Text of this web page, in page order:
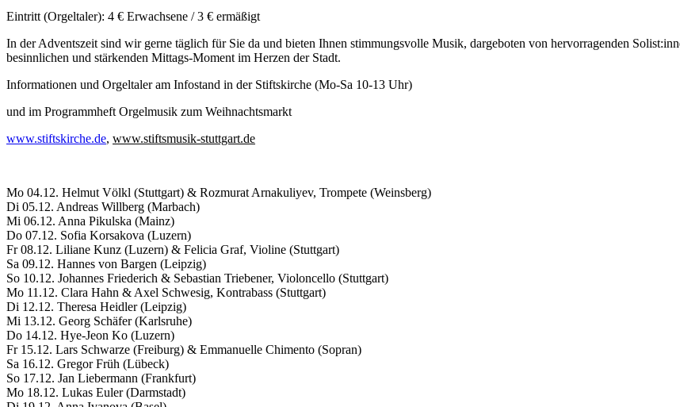
Eintritt (Orgeltaler): 4 € Erwachsene / 3 € ermäßigt
In der Adventszeit sind wir gerne täglich für Sie da und bieten Ihnen stimmungsvolle Musik, dargeboten von hervorragenden
besinnlichen und stärkenden Mittags-Moment im Herzen der Stadt.
Informationen und Orgeltaler am Infostand in der Stiftskirche (Mo-Sa 10-13 Uhr)
und im Programmheft Orgelmusik zum Weihnachtsmarkt
www.stiftskirche.de, www.stiftsmusik-stuttgart.de
Mo 04.12. Helmut Völkl (Stuttgart) & Rozmurat Arnakuliyev, Trompete (Weinsberg)
Di 05.12. Andreas Willberg (Marbach)
Mi 06.12. Anna Pikulska (Mainz)
Do 07.12. Sofia Korsakova (Luzern)
Fr 08.12. Liliane Kunz (Luzern) & Felicia Graf, Violine (Stuttgart)
Sa 09.12. Hannes von Bargen (Leipzig)
So 10.12. Johannes Friederich & Sebastian Triebener, Violoncello (Stuttgart)
Mo 11.12. Clara Hahn & Axel Schwesig, Kontrabass (Stuttgart)
Di 12.12. Theresa Heidler (Leipzig)
Mi 13.12. Georg Schäfer (Karlsruhe)
Do 14.12. Hye-Jeon Ko (Luzern)
Fr 15.12. Lars Schwarze (Freiburg) & Emmanuelle Chimento (Sopran)
Sa 16.12. Gregor Früh (Lübeck)
So 17.12. Jan Liebermann (Frankfurt)
Mo 18.12. Lukas Euler (Darmstadt)